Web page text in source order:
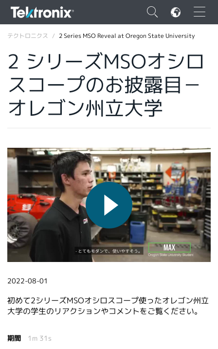
×
ENGLISH
FRANÇAIS
VIỆT NAM
简体中文
日本語
韓国語
繁體中文
テクトロニクス 2 Series MSO Reveal at Oregon State University
2 シリーズMSOオシロ
スコープのお披露目－
オレゴン州立大学
2022-08-01
初めて2シリーズMSOオシロスコープ使ったオレゴン州立
大学の学生のリアクションやコメントをご覧ください。
期間 1m 31s